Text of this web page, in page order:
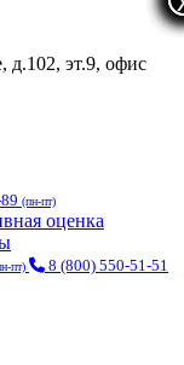
д.102, эт.9, офис
(пн-пт)
оценка
пт) 8 (800) 550-51-51